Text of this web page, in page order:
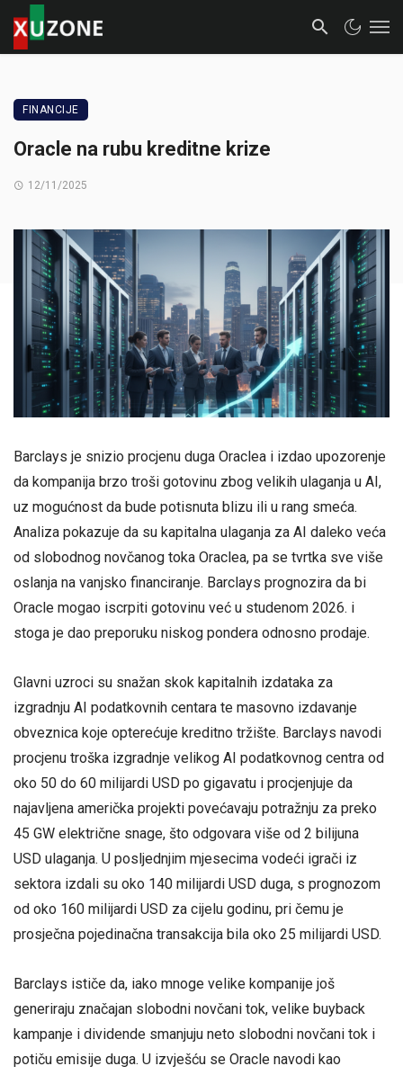
FINANCIJE
Oracle na rubu kreditne krize
12/11/2025
Barclays je snizio procjenu duga Oraclea i izdao upozorenje
da kompanija brzo troši gotovinu zbog velikih ulaganja u AI,
uz mogućnost da bude potisnuta blizu ili u rang smeća.
Analiza pokazuje da su kapitalna ulaganja za AI daleko veća
od slobodnog novčanog toka Oraclea, pa se tvrtka sve više
oslanja na vanjsko financiranje. Barclays prognozira da bi
Oracle mogao iscrpiti gotovinu već u studenom 2026. i
stoga je dao preporuku niskog pondera odnosno prodaje.
Glavni uzroci su snažan skok kapitalnih izdataka za
izgradnju AI podatkovnih centara te masovno izdavanje
obveznica koje opterećuje kreditno tržište. Barclays navodi
procjenu troška izgradnje velikog AI podatkovnog centra od
oko 50 do 60 milijardi USD po gigavatu i procjenjuje da
najavljena američka projekti povećavaju potražnju za preko
45 GW električne snage, što odgovara više od 2 bilijuna
USD ulaganja. U posljednjim mjesecima vodeći igrači iz
sektora izdali su oko 140 milijardi USD duga, s prognozom
od oko 160 milijardi USD za cijelu godinu, pri čemu je
prosječna pojedinačna transakcija bila oko 25 milijardi USD.
Barclays ističe da, iako mnoge velike kompanije još
generiraju značajan slobodni novčani tok, velike buyback
kampanje i dividende smanjuju neto slobodni novčani tok i
potiču emisije duga. U izvješću se Oracle navodi kao